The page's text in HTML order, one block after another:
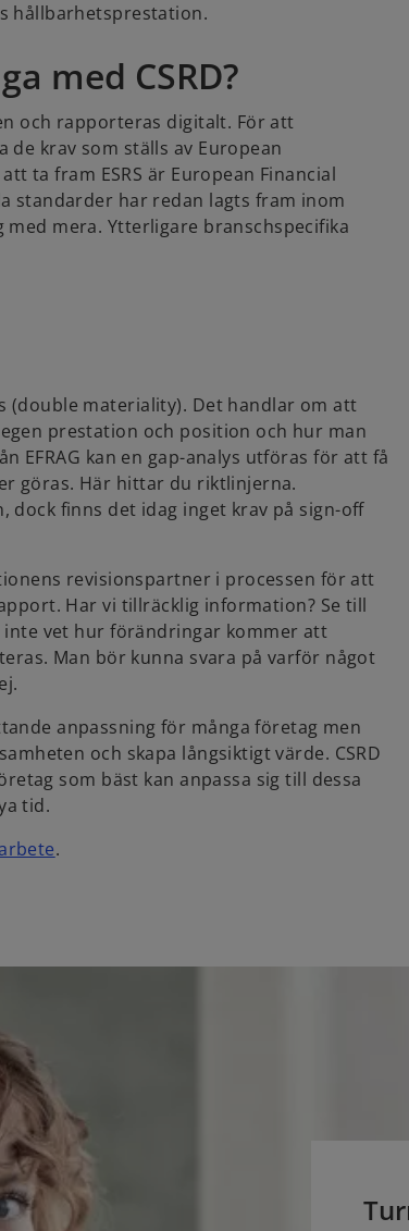
hållbarhetsprestation.
med CSRD?
och rapporteras digitalt. För att
krav som ställs av European
ta fram ESRS är European Financial
standarder har redan lagts fram inom
mera. Ytterligare branschspecifika
(double materiality). Det handlar om att
prestation och position och hur man
EFRAG kan en gap-analys utföras för att få
göras. Här hittar du riktlinjerna.
dock finns det idag inget krav på sign-off
revisionspartner i processen för att
Har vi tillräcklig information? Se till
vet hur förändringar kommer att
Man bör kunna svara på varför något
anpassning för många företag men
och skapa långsiktigt värde. CSRD
som bäst kan anpassa sig till dessa
tid.
o
w
a
b
.